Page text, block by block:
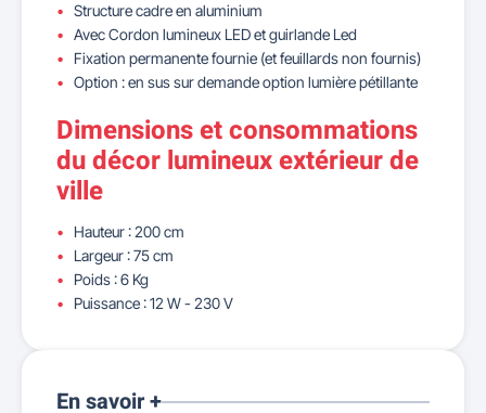
Structure cadre en aluminium
Avec Cordon lumineux LED et guirlande Led
Fixation permanente fournie (et feuillards non fournis)
Option : en sus sur demande option lumière pétillante
Dimensions et consommations
du décor lumineux extérieur de
ville
Hauteur : 200 cm
Largeur : 75 cm
Poids : 6 Kg
Puissance : 12 W - 230 V
En savoir +